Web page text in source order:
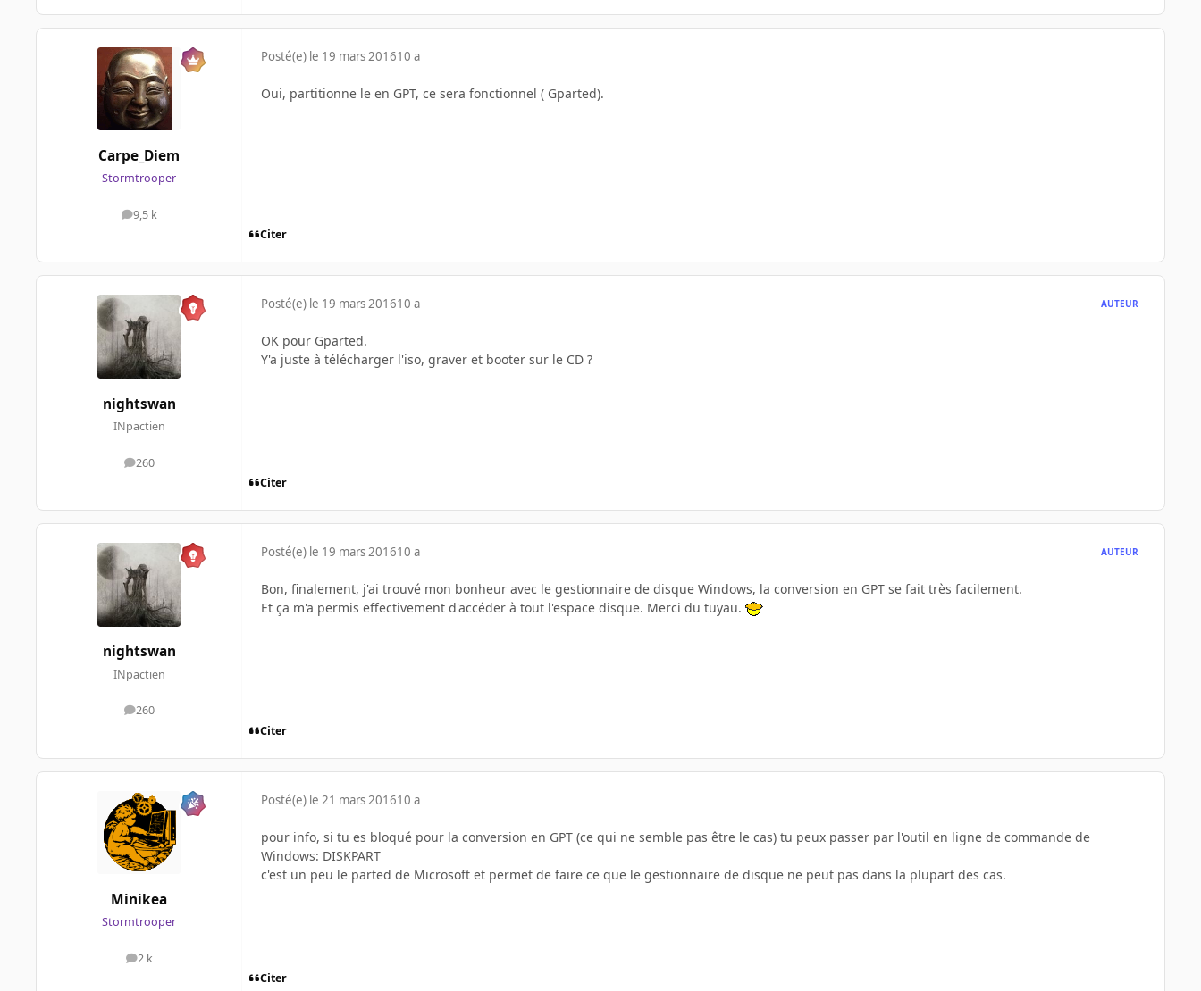
Carpe_Diem
Stormtrooper
9,5 k
messages
Posté(e) le 19 mars 201610 a
Oui, partitionne le en GPT, ce sera fonctionnel ( Gparted).
Citer
nightswan
INpactien
260
messages
Posté(e) le 19 mars 201610 a AUTEUR
OK pour Gparted.
Y'a juste à télécharger l'iso, graver et booter sur le CD ?
Citer
nightswan
INpactien
260
messages
Posté(e) le 19 mars 201610 a AUTEUR
Bon, finalement, j'ai trouvé mon bonheur avec le gestionnaire de disque Windows, la conversion en GPT se fait très facilement.
Et ça m'a permis effectivement d'accéder à tout l'espace disque. Merci du tuyau.
Citer
Minikea
Stormtrooper
2 k
messages
Posté(e) le 21 mars 201610 a
pour info, si tu es bloqué pour la conversion en GPT (ce qui ne semble pas être le cas) tu peux passer par l'outil en ligne de commande de
Windows: DISKPART
c'est un peu le parted de Microsoft et permet de faire ce que le gestionnaire de disque ne peut pas dans la plupart des cas.
Citer